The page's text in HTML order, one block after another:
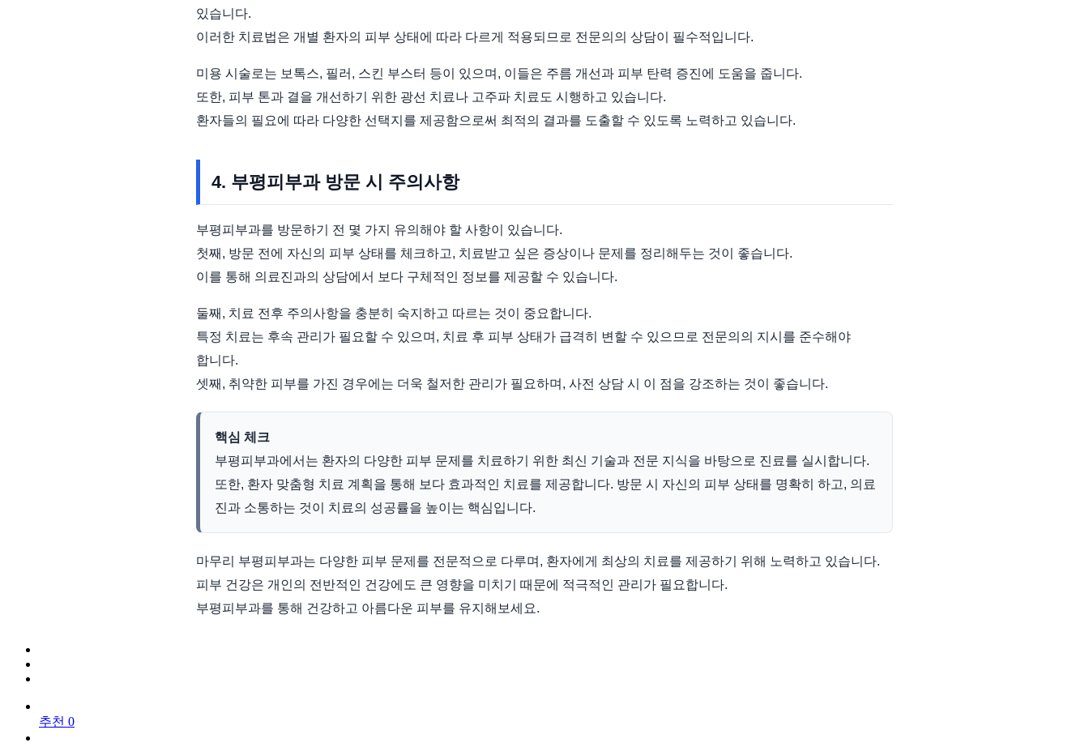
있습니다.
이러한 치료법은 개별 환자의 피부 상태에 따라 다르게 적용되므로 전문의의 상담이 필수적입니다.
미용 시술로는 보톡스, 필러, 스킨 부스터 등이 있으며, 이들은 주름 개선과 피부 탄력 증진에 도움을 줍니다.
또한, 피부 톤과 결을 개선하기 위한 광선 치료나 고주파 치료도 시행하고 있습니다.
환자들의 필요에 따라 다양한 선택지를 제공함으로써 최적의 결과를 도출할 수 있도록 노력하고 있습니다.
4. 부평피부과 방문 시 주의사항
부평피부과를 방문하기 전 몇 가지 유의해야 할 사항이 있습니다.
첫째, 방문 전에 자신의 피부 상태를 체크하고, 치료받고 싶은 증상이나 문제를 정리해두는 것이 좋습니다.
이를 통해 의료진과의 상담에서 보다 구체적인 정보를 제공할 수 있습니다.
둘째, 치료 전후 주의사항을 충분히 숙지하고 따르는 것이 중요합니다.
특정 치료는 후속 관리가 필요할 수 있으며, 치료 후 피부 상태가 급격히 변할 수 있으므로 전문의의 지시를 준수해야
합니다.
셋째, 취약한 피부를 가진 경우에는 더욱 철저한 관리가 필요하며, 사전 상담 시 이 점을 강조하는 것이 좋습니다.
핵심 체크
부평피부과에서는 환자의 다양한 피부 문제를 치료하기 위한 최신 기술과 전문 지식을 바탕으로 진료를 실시합니다.
또한, 환자 맞춤형 치료 계획을 통해 보다 효과적인 치료를 제공합니다. 방문 시 자신의 피부 상태를 명확히 하고, 의료
진과 소통하는 것이 치료의 성공률을 높이는 핵심입니다.
마무리 부평피부과는 다양한 피부 문제를 전문적으로 다루며, 환자에게 최상의 치료를 제공하기 위해 노력하고 있습니다.
피부 건강은 개인의 전반적인 건강에도 큰 영향을 미치기 때문에 적극적인 관리가 필요합니다.
부평피부과를 통해 건강하고 아름다운 피부를 유지해보세요.
추천 0